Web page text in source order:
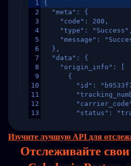
1
2
3
4
5
6
7
8
9
10
11
12
13
16
17
{
  "meta": {
    "code": 200,
    "type": "Success",
"message":
  },
  "data": {
    "origin_info": [
      {
"id":
"status":
"weblink":
Изучите лучшую API для
Отслеживайте